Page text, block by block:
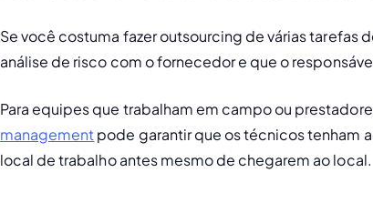
Se você costuma fazer outsourcing de várias tarefas
análise de risco com o fornecedor e que o
Para equipes que trabalham em campo ou
management pode garantir que os técnicos tenham
local de trabalho antes mesmo de chegarem ao local.